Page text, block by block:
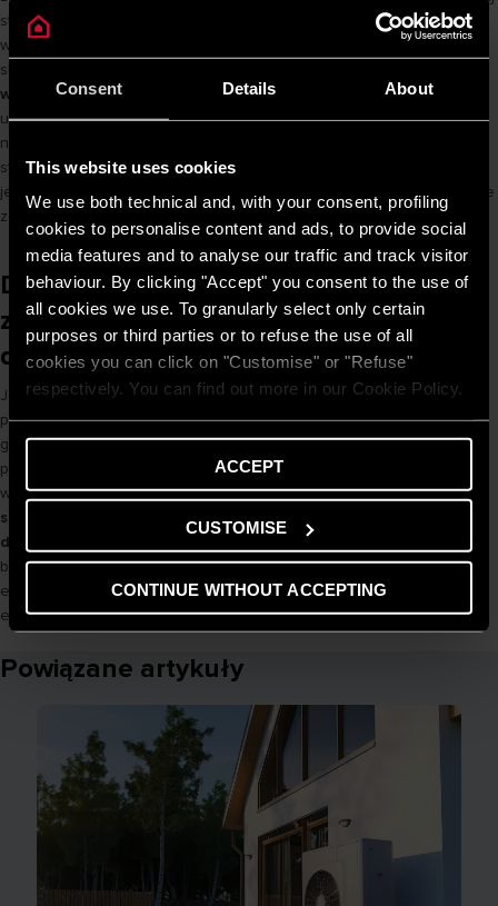
Consent Details About
This website uses cookies
We use both technical and, with your consent, profiling
cookies to personalise content and ads, to provide social
media features and to analyse our traffic and track visitor
behaviour. By clicking "Accept" you consent to the use of
all cookies we use. To granularly select only certain
purposes or third parties or to refuse the use of all
cookies you can click on "Customise" or "Refuse"
respectively. You can find out more in our Cookie Policy.
ACCEPT
CUSTOMISE
CONTINUE WITHOUT ACCEPTING
stolarki okiennej oraz sposób wentylacji. W starszych budynkach z
wentylacją grawitacyjną straty powietrza mogą stanowić istotny
składnik bilansu.
wentylacji sytuacja wygląda inaczeji wymaga dokładniejszego
uwzględnienia parametrów instalacji. To właśnie w mieszkaniach
najczęściej dochodzi do przewymiarowania źródeł ciepła, ponieważ
stosuje się uproszczone wskaźniki przeznaczone dla domów
jednorodzinnych. Rozwiązania odpowiednie także do mieszkań może
zaproponować Ci
producent kotłów gazowych Ariston.
Dlaczego dokładne obliczenie
zapotrzebowania cieplnego jest ważne
dla efektywności energetycznej?
Jak obliczyć zapotrzebowanie na ciepło? Precyzyjne wyliczenie
przekłada się bezpośrednio na sprawność całego systemu
grzewczego. Źródło ciepła dobrane na podstawie rzetelnych danych
pracuje stabilnie, z optymalną modulacją mocy i bez zbędnych cykli
włączania oraz wyłączania.To z koleioznacza wyższą efektywność
sezonową, mniejsze zużycie paliwa lub energii elektrycznej oraz
dłuższą żywotność
urządzeń. W dobie rosnących cen energii i coraz
bardziej restrykcyjnych wymagań dotyczących charakterystyki
energetycznej budynków to, jak obliczyć zapotrzebowanie domu na
energię cieplną, to nie tylko formalność, ale realna oszczędność.
Powiązane artykuły